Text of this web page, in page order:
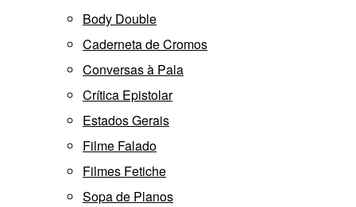
Body Double
Caderneta de Cromos
Conversas à Pala
Crítica Epistolar
Estados Gerais
Filme Falado
Filmes Fetiche
Sopa de Planos